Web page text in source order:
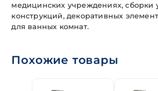
медицинских учреждениях, сборки
конструкций, декоративных
для ванных комнат.
Похожие товары